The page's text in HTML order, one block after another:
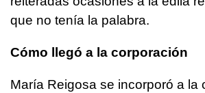
que no tenía la palabra.
Cómo llegó a la corporación
María Reigosa se incorporó a la